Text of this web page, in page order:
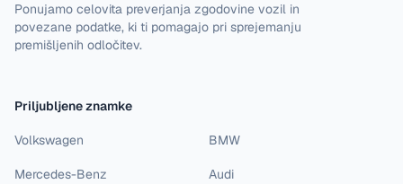
Ponujamo celovita preverjanja zgodovine vozil in
povezane podatke, ki ti pomagajo pri sprejemanju
premišljenih odločitev.
Priljubljene znamke
Volkswagen BMW
Mercedes-Benz Audi